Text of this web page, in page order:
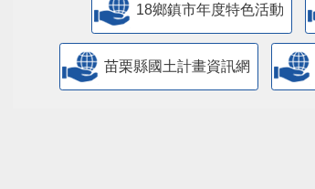
18鄉鎮市年度特色活動
苗栗縣國土計畫資訊網